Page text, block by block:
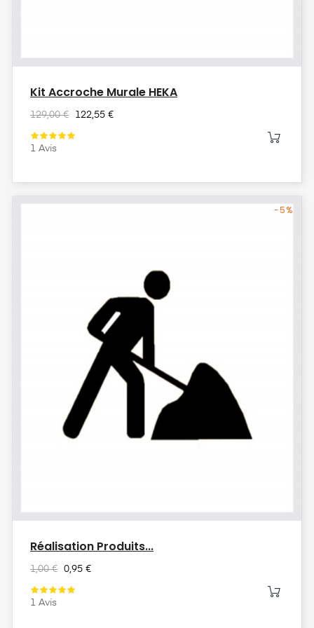
Kit Accroche Murale HEKA
129,00 € 122,55 €
1 Avis
Réalisation Produits...
1,00 €
-5%
0,95 €
1 Avis